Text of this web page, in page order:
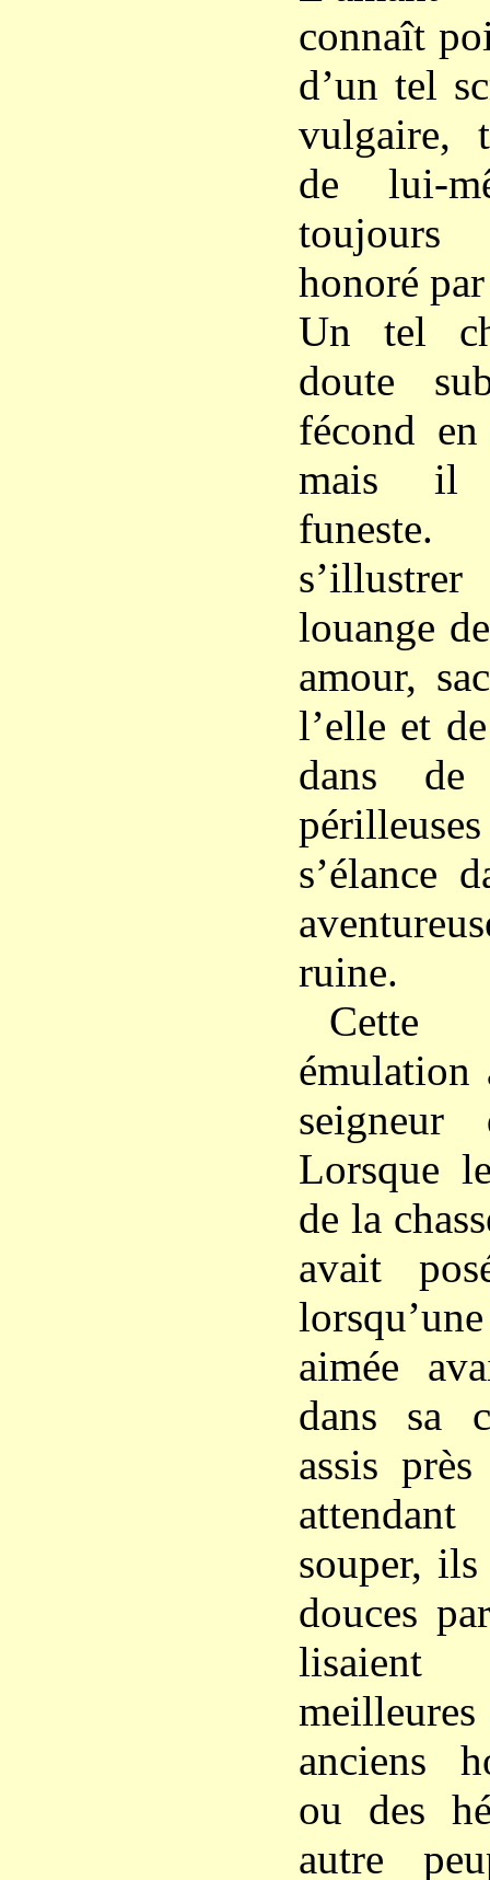
connaît
d’un tel
vulgaire,
de lui-
honoré
Un tel
doute
fécond en
mais il
louange
amour,
l’elle et
dans de
s’élance
ruine.
Cette
Lorsque
de la
avait
aimée
dans sa
assis
souper, ils
douces
lisaient
anciens
ou des
autre